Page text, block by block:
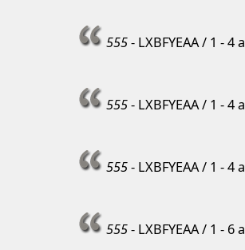
555- LXBFYEAA / 1 - 4
555- LXBFYEAA / 1 - 4
555- LXBFYEAA / 1 - 4
555- LXBFYEAA / 1 - 6